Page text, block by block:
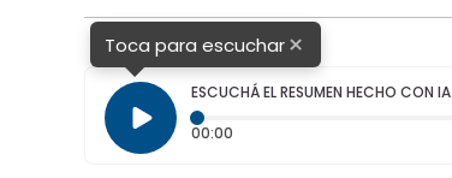
Toca para escuchar×
ESCUCHÁ EL RESUMEN HECHO CON IA
00:00